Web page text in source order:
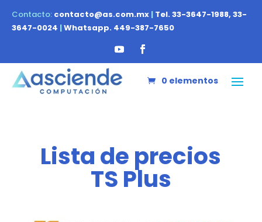
Contacto: contacto@as.com.mx | Tel. 33-3647-1988, 33-
3647-0024 |Whatsapp. 449-387-7650
0 elementos
Lista de precios
TS Plus